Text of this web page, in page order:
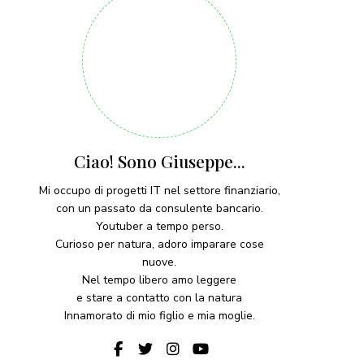
Ciao! Sono Giuseppe...
Mi occupo di progetti IT nel settore finanziario,
con un passato da consulente bancario.
Youtuber a tempo perso.
Curioso per natura, adoro imparare cose
nuove.
Nel tempo libero amo leggere
e stare a contatto con la natura
Innamorato di mio figlio e mia moglie.